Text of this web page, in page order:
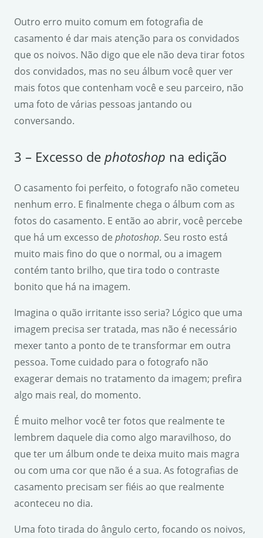
Outro erro muito comum em fotografia de
casamento é dar mais atenção para os convidados
que os noivos. Não digo que ele não deva tirar fotos
dos convidados, mas no seu álbum você quer ver
mais fotos que contenham você e seu parceiro, não
uma foto de várias pessoas jantando ou
conversando.
3 – Excesso de photoshop na edição
O casamento foi perfeito, o fotografo não cometeu
nenhum erro. E finalmente chega o álbum com as
fotos do casamento. E então ao abrir, você percebe
que há um excesso de photoshop. Seu rosto está
muito mais fino do que o normal, ou a imagem
contém tanto brilho, que tira todo o contraste
bonito que há na imagem.
Imagina o quão irritante isso seria? Lógico que uma
imagem precisa ser tratada, mas não é necessário
mexer tanto a ponto de te transformar em outra
pessoa. Tome cuidado para o fotografo não
exagerar demais no tratamento da imagem; prefira
algo mais real, do momento.
É muito melhor você ter fotos que realmente te
lembrem daquele dia como algo maravilhoso, do
que ter um álbum onde te deixa muito mais magra
ou com uma cor que não é a sua. As fotografias de
casamento precisam ser fiéis ao que realmente
aconteceu no dia.
Uma foto tirada do ângulo certo, focando os noivos,